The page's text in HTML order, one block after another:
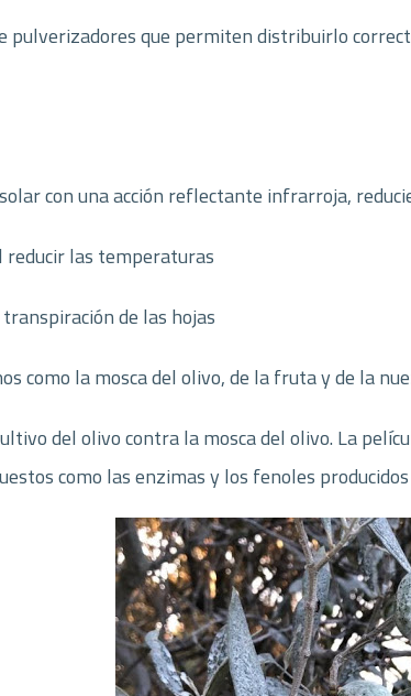
pulverizadores que permiten distribuirlo
con una acción reflectante infrarroja,
las temperaturas
de las hojas
como la mosca del olivo, de la fruta y de la
del olivo contra la mosca del olivo. La
como las enzimas y los fenoles